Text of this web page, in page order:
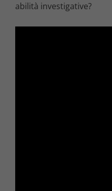
abilità investigative?